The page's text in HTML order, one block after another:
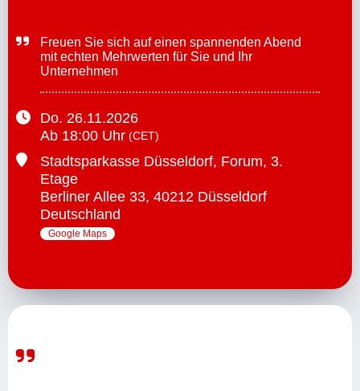
Do. 26.11.2026
Ab 18:00 Uhr (CET)
Stadtsparkasse Düsseldorf, Forum, 3.
Etage
Berliner Allee 33, 40212 Düsseldorf
Deutschland
Google Maps
Freuen Sie sich auf einen spannenden Abend
mit echten Mehrwerten für Sie und Ihr
Unternehmen